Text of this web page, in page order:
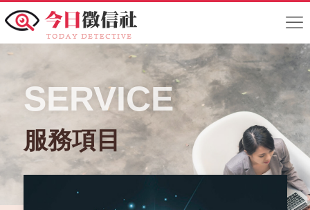
SERVICE
服務項目